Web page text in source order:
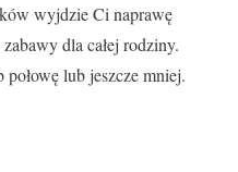
wyjdzie Ci naprawę
dla całej rodziny.
lub jeszcze mniej.